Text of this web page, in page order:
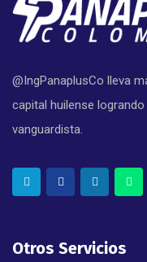
@IngPanaplusCo lleva
capital huilense
vanguardista.
Otros Servicios